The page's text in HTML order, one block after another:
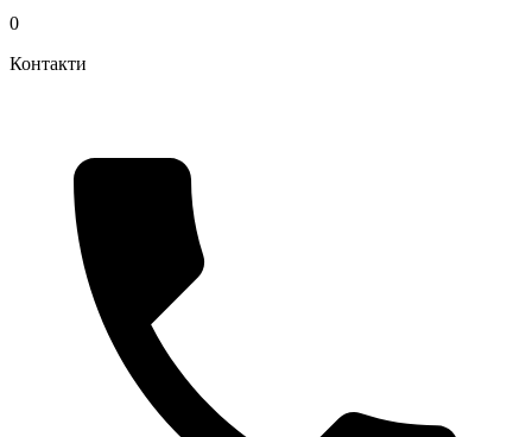
0
Контакти